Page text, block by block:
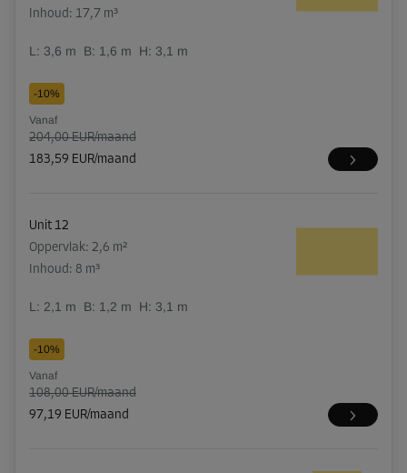
Inhoud: 17,7 m³
L: 3,6 m B: 1,6 m H: 3,1 m
-10%
Vanaf
204,00 EUR/maand
183,59 EUR/maand
Unit 12
Oppervlak: 2,6 m²
Inhoud: 8 m³
L: 2,1 m B: 1,2 m H: 3,1 m
-10%
Vanaf
108,00 EUR/maand
97,19 EUR/maand